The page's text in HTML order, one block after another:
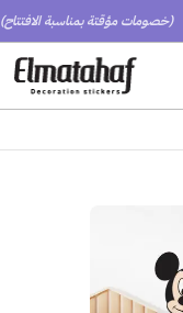
(خصومات مؤقتة بمناسبة الافتتاح)